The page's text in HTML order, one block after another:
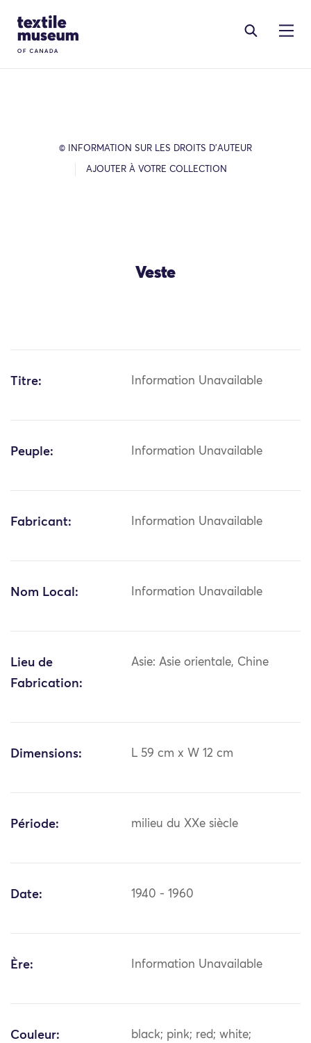
Site Logo
© INFORMATION SUR LES DROITS D’AUTEUR
AJOUTER À VOTRE COLLECTION
Veste
Titre: Information Unavailable
Peuple: Information Unavailable
Fabricant: Information Unavailable
Nom Local: Information Unavailable
Lieu de
Fabrication:
Asie: Asie orientale, Chine
Dimensions: L 59 cm x W 12 cm
Période: milieu du XXe siècle
Date: 1940 - 1960
Ère: Information Unavailable
Couleur:
black; pink; red; white;